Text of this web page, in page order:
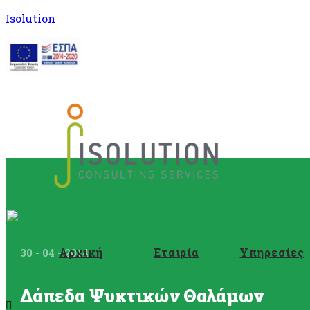
Isolution
Αρχική Εταιρία Υπηρεσίες
30 - 04 - 2014
Δάπεδα Ψυκτικών Θαλάμων